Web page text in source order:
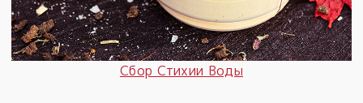
Сбор Стихии Воды